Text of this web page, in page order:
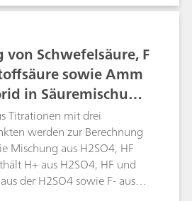
das zur Neutralisation des
dem sog.
wurde. Angesichts der
von Brom und Iod im
sich der Gesamtgehalt der
an.
Schwefelsäure, F
sowie Amm
in Säuremischung
Titrationen mit drei
werden zur Berechnung
Mischung aus H2SO4, HF
H+ aus H2SO4, HF und
der H2SO4 sowie F- aus